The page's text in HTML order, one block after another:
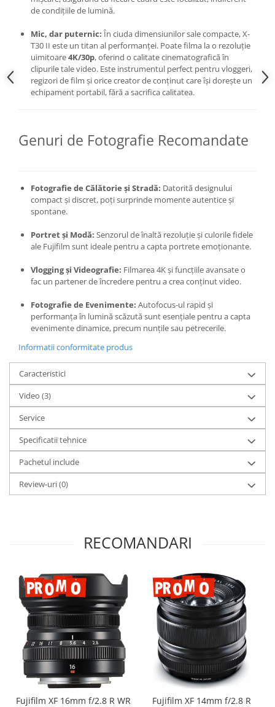
de condițiile de lumină.
Mic, dar puternic: În ciuda dimensiunilor sale compacte, X-
T30 II este un titan al performanței. Poate filma la o rezoluție
uimitoare4K/30p, oferind o calitate cinematografică în
clipurile tale video. Este instrumentul perfect pentru vloggeri,
regizori de film și orice creator de conținut care își dorește un
echipament portabil, fără a sacrifica calitatea.
Genuri de Fotografie Recomandate
Fotografie de Călătorie și Stradă: Datorită designului
compact și discret, poți surprinde momente autentice și
spontane.
Portret și Modă: Senzorul de înaltă rezoluție și culorile fidele
ale Fujifilm sunt ideale pentru a capta portrete emoționante.
Vlogging și Videografie: Filmarea 4K și funcțiile avansate o
fac un partener de încredere pentru a crea conținut video.
Fotografie de Evenimente: Autofocus-ul rapid și
performanța în lumină scăzută sunt esențiale pentru a capta
evenimente dinamice, precum nunțile sau petrecerile.
Informatii conformitate produs
Caracteristici
Video (3)
Service
Specificatii tehnice
Pachetul include
Review-uri(0)
RECOMANDARI
Fujifilm XF 16mm f/2.8 R WR
Fujifilm XF 14mm f/2.8 R